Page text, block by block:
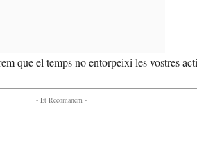
que el temps no entorpeixi les vostres
- Et Recomanem -